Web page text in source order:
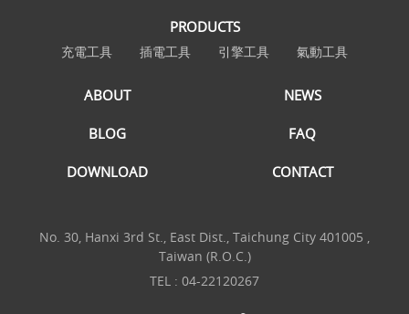
PRODUCTS
充電工具 插電工具 引擎工具 氣動工具
ABOUT NEWS
BLOG FAQ
DOWNLOAD CONTACT
No. 30, Hanxi 3rd St., East Dist., Taichung City 401005 ,
Taiwan (R.O.C.)
TEL : 04-22120267